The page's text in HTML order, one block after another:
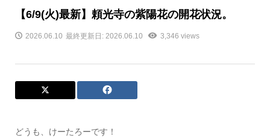
【6/9(火)最新】頼光寺の紫陽花の開花状況。
2026.06.10 最終更新日: 2026.06.10 3,346 views
どうも、けーたろーです！